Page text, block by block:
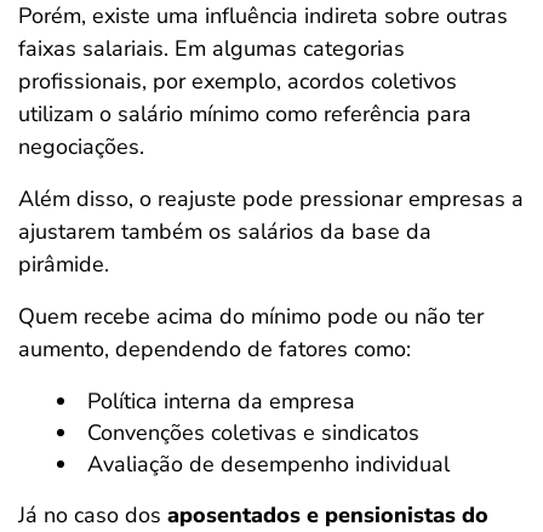
Porém, existe uma influência indireta sobre outras
faixas salariais. Em algumas categorias
profissionais, por exemplo, acordos coletivos
utilizam o salário mínimo como referência para
negociações.
Além disso, o reajuste pode pressionar empresas a
ajustarem também os salários da base da
pirâmide.
Quem recebe acima do mínimo pode ou não ter
aumento, dependendo de fatores como:
Política interna da empresa
Convenções coletivas e sindicatos
Avaliação de desempenho individual
Já no caso dos aposentados e pensionistas do